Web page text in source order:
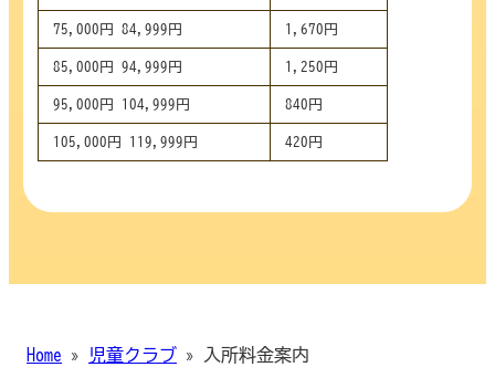
75,000円-84,999円 1,670円
85,000円-94,999円 1,250円
95,000円-104,999円 840円
105,000円-119,999円 420円
Home » 児童クラブ » 入所料金案内